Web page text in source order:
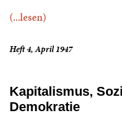
(...lesen)
Heft 4, April 1947
Kapitalismus,
Demokratie